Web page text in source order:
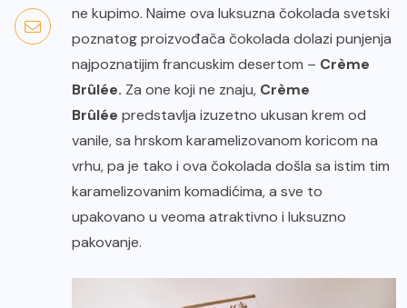
ne kupimo. Naime ova luksuzna čokolada svetski
poznatog proizvođača čokolada dolazi punjenja
najpoznatijim francuskim desertom – Crème
Brûlée. Za one koji ne znaju, Crème
Brûlée predstavlja izuzetno ukusan krem od
vanile, sa hrskom karamelizovanom koricom na
vrhu, pa je tako i ova čokolada došla sa istim tim
karamelizovanim komadićima, a sve to
upakovano u veoma atraktivno i luksuzno
pakovanje.